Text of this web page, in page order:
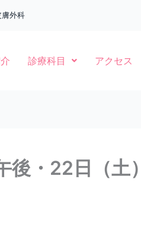
外科
診療科目 アクセス
後・22日（土